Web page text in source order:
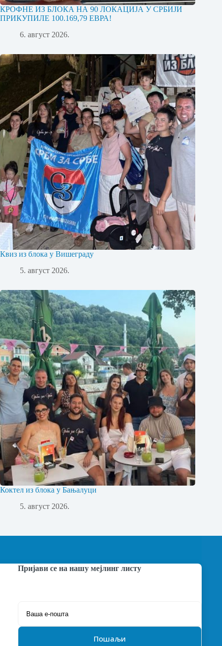
КРОФНЕ ИЗ БЛОКА НА 90 ЛОКАЦИЈА У СРБИЈИ
ПРИКУПИЛЕ 100.169,79 ЕВРА!
6. август 2026.
Квиз из блока у Вишеграду
5. август 2026.
Коктел из блока у Бањалуци
5. август 2026.
Пријави се на нашу мејлинг листу